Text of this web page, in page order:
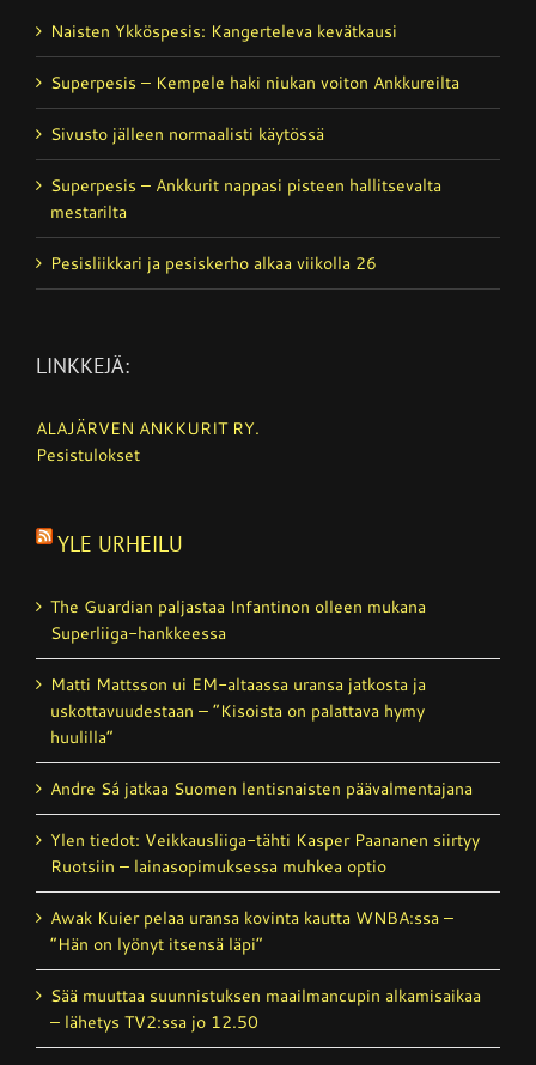
Naisten Ykköspesis: Kangerteleva kevätkausi
Superpesis – Kempele haki niukan voiton Ankkureilta
Sivusto jälleen normaalisti käytössä
Superpesis – Ankkurit nappasi pisteen hallitsevalta
mestarilta
Pesisliikkari ja pesiskerho alkaa viikolla 26
LINKKEJÄ:
ALAJÄRVEN ANKKURIT RY.
Pesistulokset
YLE URHEILU
The Guardian paljastaa Infantinon olleen mukana
Superliiga-hankkeessa
Matti Mattsson ui EM-altaassa uransa jatkosta ja
uskottavuudestaan – ”Kisoista on palattava hymy
huulilla”
Andre Sá jatkaa Suomen lentisnaisten päävalmentajana
Ylen tiedot: Veikkausliiga-tähti Kasper Paananen siirtyy
Ruotsiin – lainasopimuksessa muhkea optio
Awak Kuier pelaa uransa kovinta kautta WNBA:ssa –
”Hän on lyönyt itsensä läpi”
Sää muuttaa suunnistuksen maailmancupin alkamisaikaa
– lähetys TV2:ssa jo 12.50